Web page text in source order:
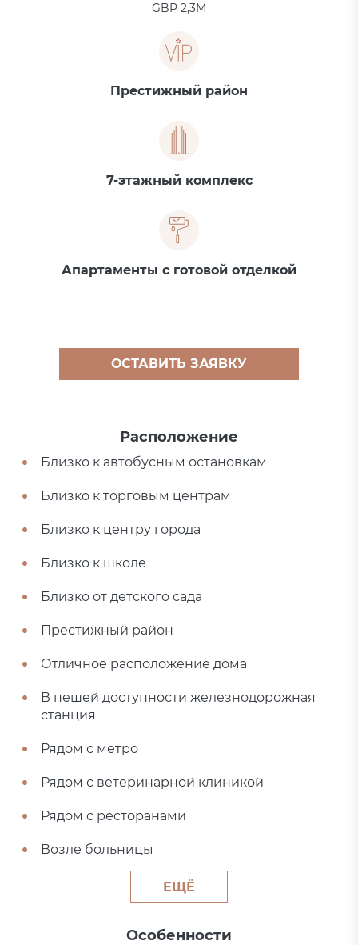
GBP 2,3M
Престижный район
7-этажный комплекс
Апартаменты с готовой отделкой
ОСТАВИТЬ ЗАЯВКУ
Расположение
Близко к автобусным остановкам
Близко к торговым центрам
Близко к центру города
Близко к школе
Близко от детского сада
Престижный район
Отличное расположение дома
В пешей доступности железнодорожная
станция
Рядом с метро
Рядом с ветеринарной клиникой
Рядом с ресторанами
Возле больницы
ЕЩЁ
Особенности